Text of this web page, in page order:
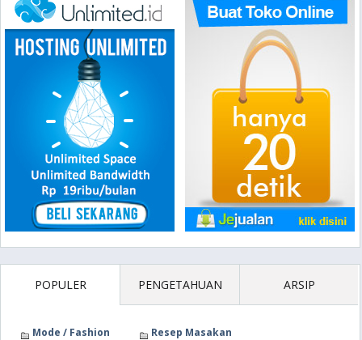
POPULER PENGETAHUAN ARSIP
Mode / Fashion
Resep Masakan